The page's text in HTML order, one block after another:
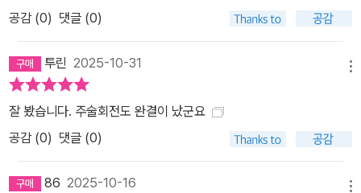
공감 (0) 댓글 (0)
투린 2025-10-31
잘 봤습니다. 주술회전도 완결이 났군요
공감 (0) 댓글 (0)
86 2025-10-16